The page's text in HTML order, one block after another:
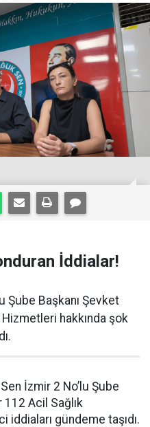
İddialar!
Şube Başkanı Şevket
hakkında şok
İzmir 2 No’lu Şube
112 Acil Sağlık
iddiaları gündeme taşıdı.